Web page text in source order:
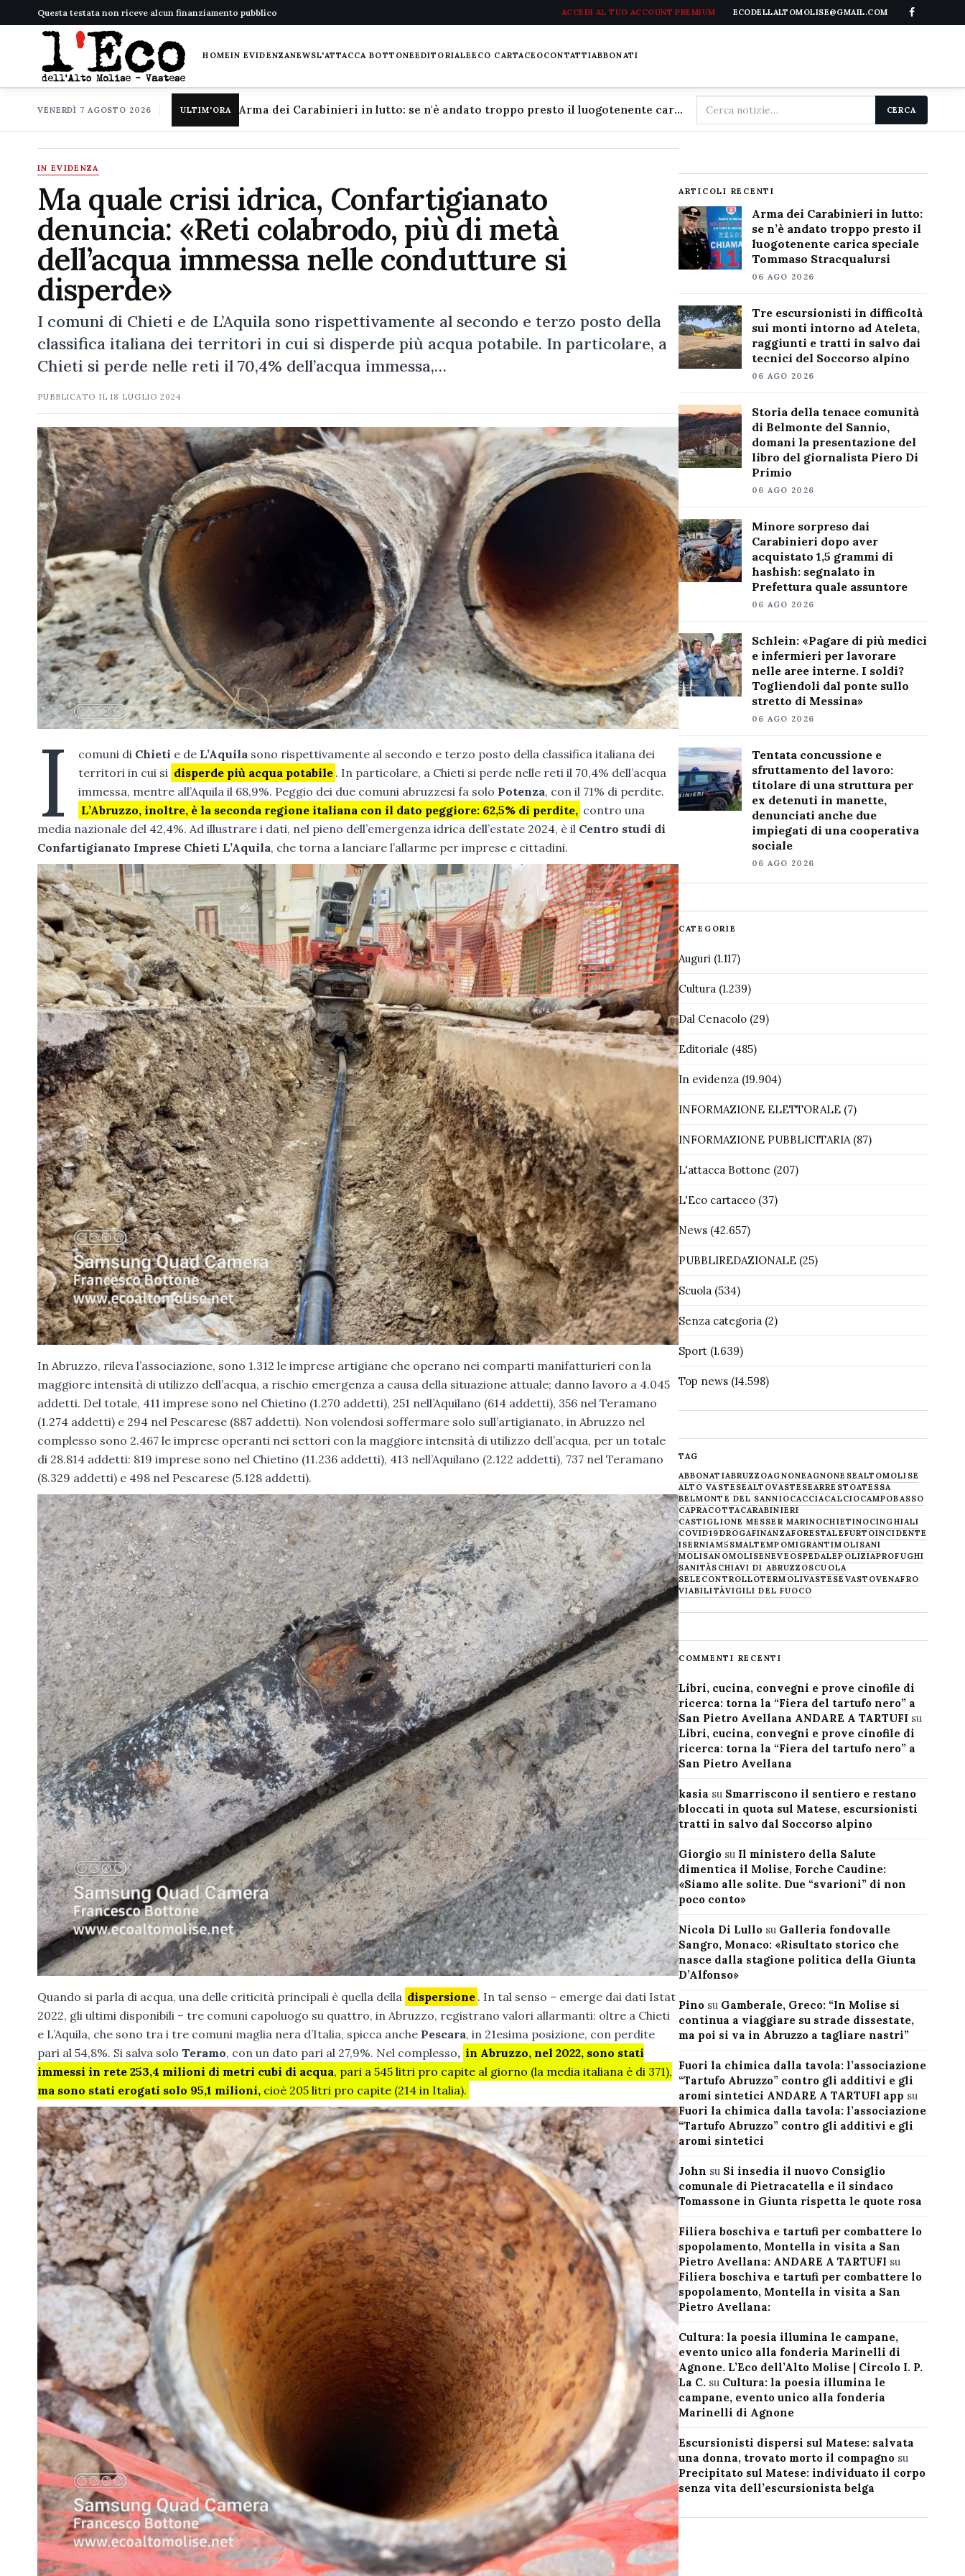
Questa testata non riceve alcun finanziamento pubblico ACCEDI AL TUO ACCOUNT PREMIUM ECODELLALTOMOLISE@GMAIL.COM
HOMEIN EVIDENZANEWSL'ATTACCA BOTTONEEDITORIALEECO CARTACEOCONTATTIABBONATI
VENERDÌ 7 AGOSTO 2026 ULTIM'ORA Arma dei Carabinieri in lutto: se n'è andato troppo presto il luogotenente carica speciale Tommaso Stracqualursi
Cerca
nel
CERCA
IN EVIDENZA
Ma quale crisi idrica, Confartigianato
denuncia: «Reti colabrodo, più di metà
dell’acqua immessa nelle condutture si
disperde»
I comuni di Chieti e de L’Aquila sono rispettivamente al secondo e terzo posto della
classifica italiana dei territori in cui si disperde più acqua potabile. In particolare, a
Chieti si perde nelle reti il 70,4% dell’acqua immessa,…
PUBBLICATO IL18 LUGLIO 2024
I comuni di Chieti e de L’Aquila sono rispettivamente al secondo e terzo posto della classifica italiana dei
territori in cui si disperde più acqua potabile . In particolare, a Chieti si perde nelle reti il 70,4% dell’acqua
immessa, mentre all’Aquila il 68,9%. Peggio dei due comuni abruzzesi fa solo Potenza, con il 71% di perdite.
L’Abruzzo, inoltre, è la seconda regione italiana con il dato peggiore: 62,5% di perdite, contro una
media nazionale del 42,4%. Ad illustrare i dati, nel pieno dell’emergenza idrica dell’estate 2024, è il Centro studi di
Confartigianato Imprese Chieti L’Aquila, che torna a lanciare l’allarme per imprese e cittadini.
In Abruzzo, rileva l’associazione, sono 1.312 le imprese artigiane che operano nei comparti manifatturieri con la
maggiore intensità di utilizzo dell’acqua, a rischio emergenza a causa della situazione attuale; danno lavoro a 4.045
addetti. Del totale, 411 imprese sono nel Chietino (1.270 addetti), 251 nell’Aquilano (614 addetti), 356 nel Teramano
(1.274 addetti) e 294 nel Pescarese (887 addetti). Non volendosi soffermare solo sull’artigianato, in Abruzzo nel
complesso sono 2.467 le imprese operanti nei settori con la maggiore intensità di utilizzo dell’acqua, per un totale
di 28.814 addetti: 819 imprese sono nel Chietino (11.236 addetti), 413 nell’Aquilano (2.122 addetti), 737 nel Teramano
(8.329 addetti) e 498 nel Pescarese (5.128 addetti).
Quando si parla di acqua, una delle criticità principali è quella della dispersione . In tal senso – emerge dai dati Istat
2022, gli ultimi disponibili – tre comuni capoluogo su quattro, in Abruzzo, registrano valori allarmanti: oltre a Chieti
e L’Aquila, che sono tra i tre comuni maglia nera d’Italia, spicca anche Pescara, in 21esima posizione, con perdite
pari al 54,8%. Si salva solo Teramo, con un dato pari al 27,9%. Nel complesso, in Abruzzo, nel 2022, sono stati
immessi in rete 253,4 milioni di metri cubi di acqua, pari a 545 litri pro capite al giorno (la media italiana è di 371),
ma sono stati erogati solo 95,1 milioni, cioè 205 litri pro capite (214 in Italia).
ARTICOLI RECENTI
Arma dei Carabinieri in lutto:
se n’è andato troppo presto il
luogotenente carica speciale
Tommaso Stracqualursi
06 AGO 2026
Tre escursionisti in difficoltà
sui monti intorno ad Ateleta,
raggiunti e tratti in salvo dai
tecnici del Soccorso alpino
06 AGO 2026
Storia della tenace comunità
di Belmonte del Sannio,
domani la presentazione del
libro del giornalista Piero Di
Primio
06 AGO 2026
Minore sorpreso dai
Carabinieri dopo aver
acquistato 1,5 grammi di
hashish: segnalato in
Prefettura quale assuntore
06 AGO 2026
Schlein: «Pagare di più medici
e infermieri per lavorare
nelle aree interne. I soldi?
Togliendoli dal ponte sullo
stretto di Messina»
06 AGO 2026
Tentata concussione e
sfruttamento del lavoro:
titolare di una struttura per
ex detenuti in manette,
denunciati anche due
impiegati di una cooperativa
sociale
06 AGO 2026
CATEGORIE
Auguri(1.117)
Cultura(1.239)
Dal Cenacolo(29)
Editoriale (485)
In evidenza(19.904)
INFORMAZIONE ELETTORALE(7)
INFORMAZIONE PUBBLICITARIA(87)
L'attacca Bottone (207)
L'Eco cartaceo(37)
News(42.657)
PUBBLIREDAZIONALE(25)
Scuola(534)
Senza categoria(2)
Sport(1.639)
Top news(14.598)
TAG
ABBONATIABRUZZOAGNONEAGNONESEALTOMOLISE
ALTO VASTESEALTOVASTESEARRESTOATESSA
BELMONTE DEL SANNIOCACCIACALCIOCAMPOBASSO
CAPRACOTTACARABINIERI
CASTIGLIONE MESSER MARINOCHIETINOCINGHIALI
COVID19DROGAFINANZAFORESTALEFURTOINCIDENTE
ISERNIAM5SMALTEMPOMIGRANTIMOLISANI
MOLISANOMOLISENEVE OSPEDALEPOLIZIAPROFUGHI
SANITÀSCHIAVI DI ABRUZZOSCUOLA
SELECONTROLLOTERMOLIVASTESE VASTOVENAFRO
VIABILITÀVIGILI DEL FUOCO
COMMENTI RECENTI
Libri, cucina, convegni e prove cinofile di
ricerca: torna la “Fiera del tartufo nero” a
San Pietro Avellana ANDARE A TARTUFI su
Libri, cucina, convegni e prove cinofile di
ricerca: torna la “Fiera del tartufo nero” a
San Pietro Avellana
kasia su Smarriscono il sentiero e restano
bloccati in quota sul Matese, escursionisti
tratti in salvo dal Soccorso alpino
Giorgiosu Il ministero della Salute
dimentica il Molise, Forche Caudine:
«Siamo alle solite. Due “svarioni” di non
poco conto»
Nicola Di Lullosu Galleria fondovalle
Sangro, Monaco: «Risultato storico che
nasce dalla stagione politica della Giunta
D’Alfonso»
Pinosu Gamberale, Greco: “In Molise si
continua a viaggiare su strade dissestate,
ma poi si va in Abruzzo a tagliare nastri”
Fuori la chimica dalla tavola: l’associazione
“Tartufo Abruzzo” contro gli additivi e gli
aromi sintetici ANDARE A TARTUFI app su
Fuori la chimica dalla tavola: l’associazione
“Tartufo Abruzzo” contro gli additivi e gli
aromi sintetici
John su Si insedia il nuovo Consiglio
comunale di Pietracatella e il sindaco
Tomassone in Giunta rispetta le quote rosa
Filiera boschiva e tartufi per combattere lo
spopolamento, Montella in visita a San
Pietro Avellana: ANDARE A TARTUFI su
Filiera boschiva e tartufi per combattere lo
spopolamento, Montella in visita a San
Pietro Avellana:
Cultura: la poesia illumina le campane,
evento unico alla fonderia Marinelli di
Agnone. L’Eco dell’Alto Molise | Circolo I. P.
La C. su Cultura: la poesia illumina le
campane, evento unico alla fonderia
Marinelli di Agnone
Escursionisti dispersi sul Matese: salvata
una donna, trovato morto il compagnosu
Precipitato sul Matese: individuato il corpo
senza vita dell’escursionista belga